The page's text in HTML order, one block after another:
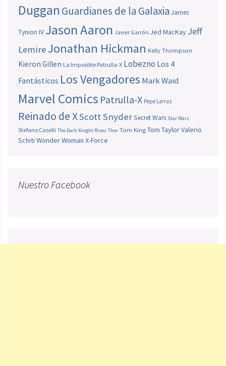
Duggan Guardianes de la Galaxia James
Tynion IV Jason Aaron Javier Garrón Jed MacKay Jeff
LemireJonathan Hickman Kelly Thompson
Kieron Gillen La Imposible Patrulla-X Lobezno Los 4
Fantásticos Los Vengadores Mark Waid
Marvel Comics Patrulla-X Pepe Larraz
Reinado de XScott SnyderSecret Wars Star Wars
Stefano Caselli The Dark Knight Rises Thor Tom King Tom TaylorValerio
Schiti Wonder Woman X-Force
Nuestro Facebook